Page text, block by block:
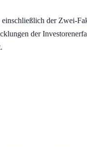
der Zwei-
der